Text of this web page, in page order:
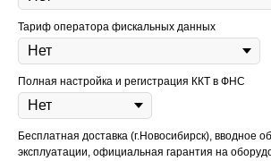
Тариф оператора фискальных данных
Полная настройка и регистрация ККТ в ФНС
Бесплатная доставка (г.Новосибирск), вводное
эксплуатации, официальная гарантия на